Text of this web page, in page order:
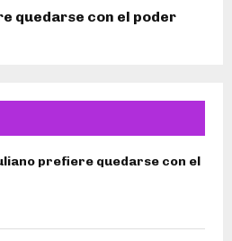
quedarse con el poder
prefiere quedarse con el